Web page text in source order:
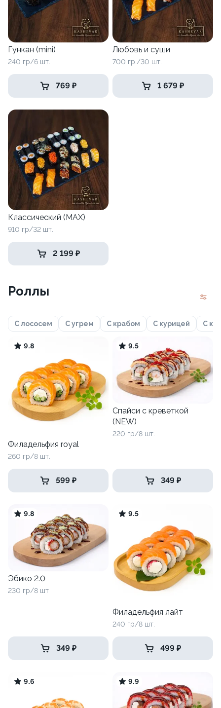
Гункан (mini)
240 гр/6 шт.
769 ₽
Любовь и суши
700 гр./30 шт.
1 679 ₽
Классический (MAX)
910 гр/32 шт.
2 199 ₽
Роллы
С лососем С угрем С крабом С курицей С
9.8
Филадельфия royal
260 гр/8 шт.
599 ₽
9.5
Спайси с креветкой
(NEW)
220 гр/8 шт.
349 ₽
9.8
Эбико 2.0
230 гр/8 шт
349 ₽
9.5
Филадельфия лайт
240 гр/8 шт.
499 ₽
9.6 9.9